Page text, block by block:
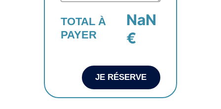
TOTAL À
PAYER
NaN
€
JE RÉSERVE